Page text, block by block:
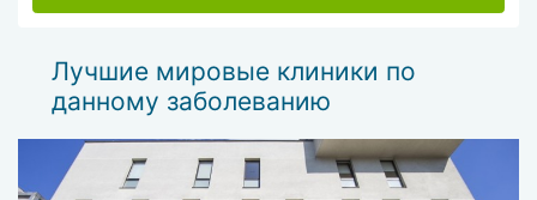
Лучшие мировые клиники по
данному заболеванию